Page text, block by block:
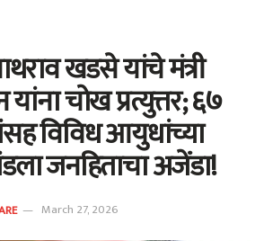
खडसे यांचे मंत्री
चोख प्रत्युत्तर; ६७
विविध आयुधांच्या
जनहिताचा अजेंडा!
March 27, 2026